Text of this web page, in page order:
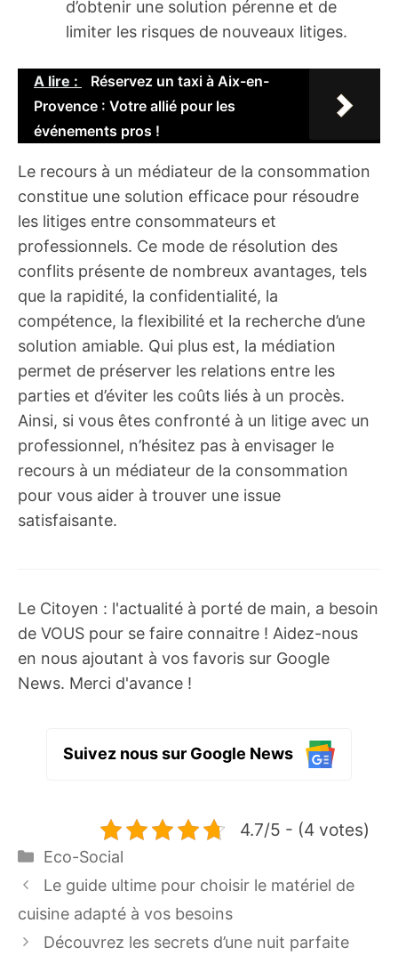
d’obtenir une solution pérenne et de
limiter les risques de nouveaux litiges.
A lire :
Réservez un taxi à Aix-en-
Provence : Votre allié pour les
événements pros !
Le recours à un médiateur de la consommation
constitue une solution efficace pour résoudre
les litiges entre consommateurs et
professionnels. Ce mode de résolution des
conflits présente de nombreux avantages, tels
que la rapidité, la confidentialité, la
compétence, la flexibilité et la recherche d’une
solution amiable. Qui plus est, la médiation
permet de préserver les relations entre les
parties et d’éviter les coûts liés à un procès.
Ainsi, si vous êtes confronté à un litige avec un
professionnel, n’hésitez pas à envisager le
recours à un médiateur de la consommation
pour vous aider à trouver une issue
satisfaisante.
Le Citoyen : l'actualité à porté de main, a besoin
de VOUS pour se faire connaitre ! Aidez-nous
en nous ajoutant à vos favoris sur Google
News. Merci d'avance !
Suivez nous sur Google News
4.7/5 - (4 votes)
Catégories
Eco-Social
Le guide ultime pour choisir le matériel de
cuisine adapté à vos besoins
Découvrez les secrets d’une nuit parfaite